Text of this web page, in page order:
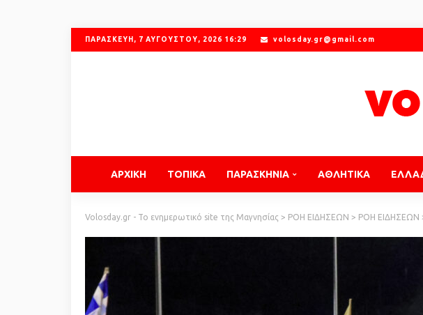
ΠΑΡΑΣΚΕΥΉ, 7 ΑΥΓΟΎΣΤΟΥ, 2026 16:29 volosday.gr@gmail.com
ΑΡΧΙΚΗ ΤΟΠΙΚΑ ΠΑΡΑΣΚΗΝΙΑ ΑΘΛΗΤΙΚΑ
Volosday.gr - Το ενημερωτικό site της Μαγνησίας > ΡΟΗ ΕΙΔΗΣΕΩΝ > ΡΟΗ ΕΙΔΗΣΕΩΝ